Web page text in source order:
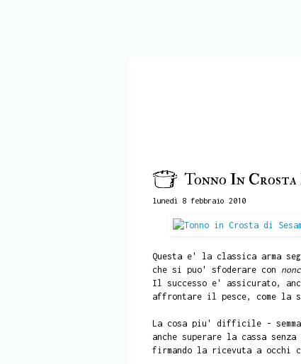
Tonno In Crosta
lunedì 8 febbraio 2010
Questa e' la classica arma
che si puo' sfoderare con
Il successo e' assicurato,
affrontare il pesce, come la
La cosa piu' difficile -
anche superare la cassa
firmando la ricevuta a occhi